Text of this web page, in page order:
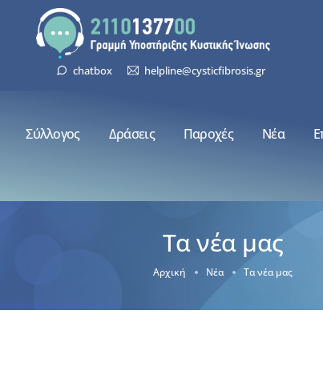
chatbox helpline@cysticfibrosis.gr
Σύλλογος Δράσεις Παροχές Νέα
Τα νέα μας
Αρχική Νέα Τα νέα μας